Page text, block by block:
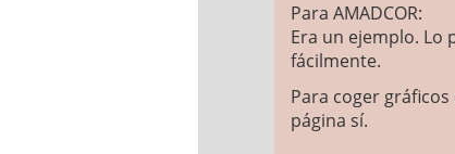
Para AMADCOR:
Era un ejemplo. Lo
fácilmente.
Para coger
página sí.